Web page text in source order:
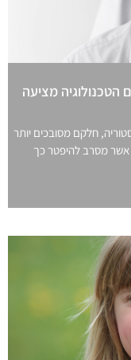
מציעה
חלקם מסובכים יותר
מסרב להיפטר כך